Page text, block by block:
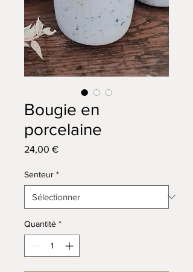
Bougie en
porcelaine
24,00 €Prix
Senteur *
Quantité *